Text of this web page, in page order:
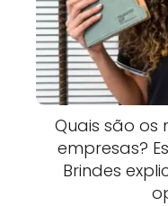
Quais são os
empresas?
Brindes